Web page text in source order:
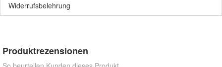
Widerrufsbelehrung
Produktrezensionen